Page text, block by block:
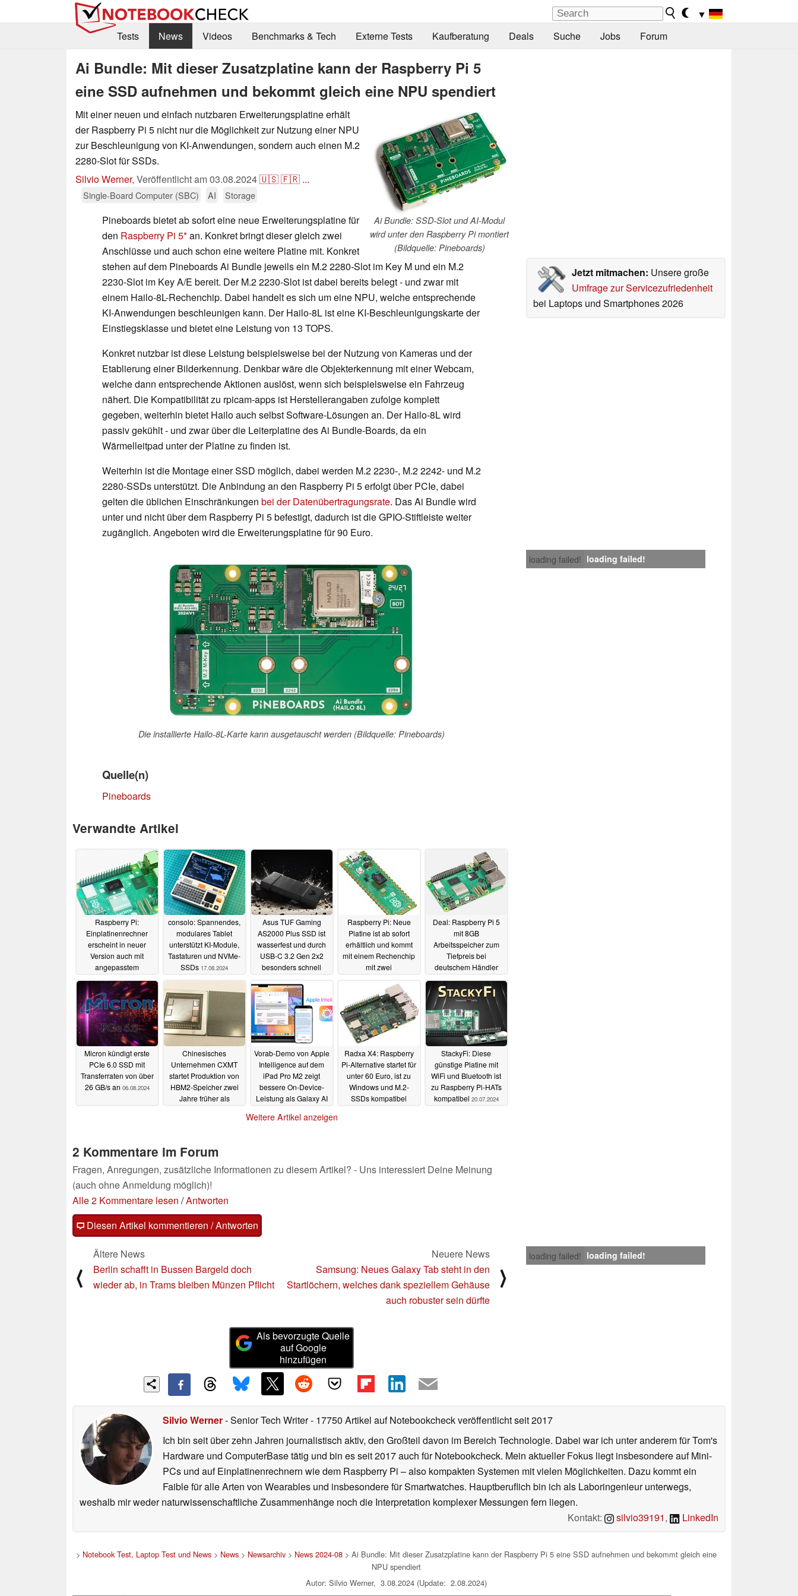
▼
Tests
News Videos Benchmarks & Tech Externe Tests Kaufberatung Deals Suche Jobs Forum
Ai Bundle: Mit dieser Zusatzplatine kann der Raspberry Pi 5
eine SSD aufnehmen und bekommt gleich eine NPU spendiert
Ai Bundle: SSD-Slot und AI-Modul
wird unter den Raspberry Pi montiert
(Bildquelle: Pineboards)
Mit einer neuen und einfach nutzbaren Erweiterungsplatine erhält
der Raspberry Pi 5 nicht nur die Möglichkeit zur Nutzung einer NPU
zur Beschleunigung von KI-Anwendungen, sondern auch einen M.2
2280-Slot für SSDs.
Silvio Werner, Veröffentlicht am03.08.2024🇺🇸🇫🇷 ...
Single-Board Computer (SBC) AI Storage
Jetzt mitmachen: Unsere große
Umfrage zur Servicezufriedenheit
bei Laptops und Smartphones 2026
Pineboards bietet ab sofort eine neue Erweiterungsplatine für
den Raspberry Pi 5 an. Konkret bringt dieser gleich zwei
Anschlüsse und auch schon eine weitere Platine mit. Konkret
stehen auf dem Pineboards Ai Bundle jeweils ein M.2 2280-Slot im Key M und ein M.2
2230-Slot im Key A/E bereit. Der M.2 2230-Slot ist dabei bereits belegt - und zwar mit
einem Hailo-8L-Rechenchip. Dabei handelt es sich um eine NPU, welche entsprechende
KI-Anwendungen beschleunigen kann. Der Hailo-8L ist eine KI-Beschleunigungskarte der
Einstiegsklasse und bietet eine Leistung von 13 TOPS.
Konkret nutzbar ist diese Leistung beispielsweise bei der Nutzung von Kameras und der
Etablierung einer Bilderkennung. Denkbar wäre die Objekterkennung mit einer Webcam,
welche dann entsprechende Aktionen auslöst, wenn sich beispielsweise ein Fahrzeug
nähert. Die Kompatibilität zu rpicam-apps ist Herstellerangaben zufolge komplett
gegeben, weiterhin bietet Hailo auch selbst Software-Lösungen an. Der Hailo-8L wird
passiv gekühlt - und zwar über die Leiterplatine des Ai Bundle-Boards, da ein
Wärmelleitpad unter der Platine zu finden ist.
Weiterhin ist die Montage einer SSD möglich, dabei werden M.2 2230-, M.2 2242- und M.2
2280-SSDs unterstützt. Die Anbindung an den Raspberry Pi 5 erfolgt über PCIe, dabei
gelten die üblichen Einschränkungen bei der Datenübertragungsrate. Das Ai Bundle wird
unter und nicht über dem Raspberry Pi 5 befestigt, dadurch ist die GPIO-Stiftleiste weiter
zugänglich. Angeboten wird die Erweiterungsplatine für 90 Euro.
loading failed! loading failed!
Die installierte Hailo-8L-Karte kann ausgetauscht werden (Bildquelle: Pineboards)
Quelle(n)
Pineboards
Verwandte Artikel
Raspberry Pi:
Einplatinenrechner
erscheint in neuer
Version auch mit
angepasstem
19.08.2024
consolo: Spannendes,
modulares Tablet
unterstützt KI-Module,
Tastaturen und NVMe-
SSDs 17.08.2024
Asus TUF Gaming
AS2000 Plus SSD ist
wasserfest und durch
USB-C 3.2 Gen 2x2
besonders schnell
Raspberry Pi: Neue
Platine ist ab sofort
erhältlich und kommt
mit einem Rechenchip
mit zwei
Architekturen08.08.2024
Deal: Raspberry Pi 5
mit 8GB
Arbeitsspeicher zum
Tiefpreis bei
deutschem Händler
06.08.2024
Micron kündigt erste
PCIe 6.0 SSD mit
Transferraten von über
26 GB/s an 06.08.2024
Chinesisches
Unternehmen CXMT
startet Produktion von
HBM2-Speicher zwei
Jahre früher als
Vorab-Demo von Apple
Intelligence auf dem
iPad Pro M2 zeigt
bessere On-Device-
Leistung als Galaxy AI
Radxa X4: Raspberry
Pi-Alternative startet für
unter 60 Euro, ist zu
Windows und M.2-
SSDs kompatibel
StackyFi: Diese
günstige Platine mit
WiFi und Bluetooth ist
zu Raspberry Pi-HATs
kompatibel 20.07.2024
Weitere Artikel anzeigen
2 Kommentare im Forum
Fragen, Anregungen, zusätzliche Informationen zu diesem Artikel? - Uns interessiert Deine Meinung
(auch ohne Anmeldung möglich)!
Alle 2 Kommentare lesen /Antworten
Diesen Artikel kommentieren / Antworten
loading failed! loading failed!
⟨
Ältere News
Berlin schafft in Bussen Bargeld doch
wieder ab, in Trams bleiben Münzen Pflicht
Neuere News
Samsung: Neues Galaxy Tab steht in den
Startlöchern, welches dank speziellem Gehäuse
auch robuster sein dürfte
⟩
Als bevorzugte Quelle
auf Google
hinzufügen
Silvio Werner- Senior Tech Writer- 17750 Artikel auf Notebookcheck veröffentlichtseit 2017
Ich bin seit über zehn Jahren journalistisch aktiv, den Großteil davon im Bereich Technologie. Dabei war ich unter anderem für Tom's
Hardware und ComputerBase tätig und bin es seit 2017 auch für Notebookcheck. Mein aktueller Fokus liegt insbesondere auf Mini-
PCs und auf Einplatinenrechnern wie dem Raspberry Pi – also kompakten Systemen mit vielen Möglichkeiten. Dazu kommt ein
Faible für alle Arten von Wearables und insbesondere für Smartwatches. Hauptberuflich bin ich als Laboringenieur unterwegs,
weshalb mir weder naturwissenschaftliche Zusammenhänge noch die Interpretation komplexer Messungen fern liegen.
Kontakt:
silvio39191, LinkedIn
> Notebook Test, Laptop Test und News> News> Newsarchiv> News 2024-08> Ai Bundle: Mit dieser Zusatzplatine kann der Raspberry Pi 5 eine SSD aufnehmen und bekommt gleich eine
NPU spendiert
Autor: Silvio Werner, 3.08.2024 (Update: 2.08.2024)